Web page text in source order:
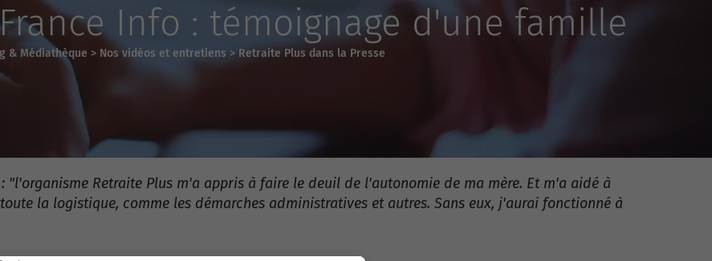
Info : témoignage d'une famille
& Médiathèque > Nos vidéos et entretiens > Retraite Plus dans la Presse
Retraite Plus m'a appris à faire le deuil de l'autonomie de ma mère. Et m'a aidé à
la logistique, comme les démarches administratives et autres. Sans eux, j'aurai fonctionné à